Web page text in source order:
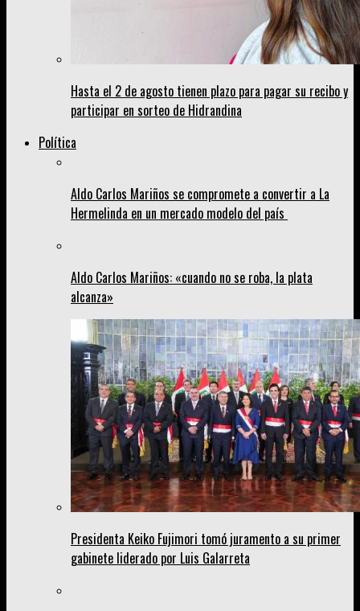
Hasta el 2 de agosto tienen plazo para pagar su recibo y
participar en sorteo de Hidrandina
Política
Aldo Carlos Mariños se compromete a convertir a La
Hermelinda en un mercado modelo del país
Aldo Carlos Mariños: «cuando no se roba, la plata
alcanza»
Presidenta Keiko Fujimori tomó juramento a su primer
gabinete liderado por Luis Galarreta